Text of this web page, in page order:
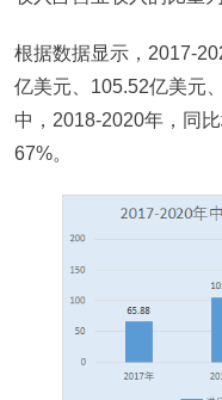
根据数据显示，2017-
亿美元、105.52亿美元
中，2018-2020年，同
67%。